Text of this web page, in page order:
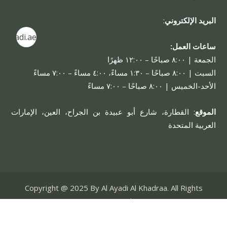
البريد الإلكتروني:
ساعات العمل:
الجمعة | ٨:٠٠ صباحًا – ١٢:٠٠ ظهرًا
السبت | ٨:٠٠ صباحًا – ١:٣٠ مساءً، ٤:٠٠ مساءً – ٧:٠٠ مساءً
الأحد-الخميس | ٨:٠٠ صباحًا – ٧:٠٠ مساءً
الموقع: القطارة، شارع أبو عبيدة بن الجراح، العين، الإمارات
العربية المتحدة
Copyright @ 2025 By Al Ayadi Al Khadraa. All Rights
Reserved.